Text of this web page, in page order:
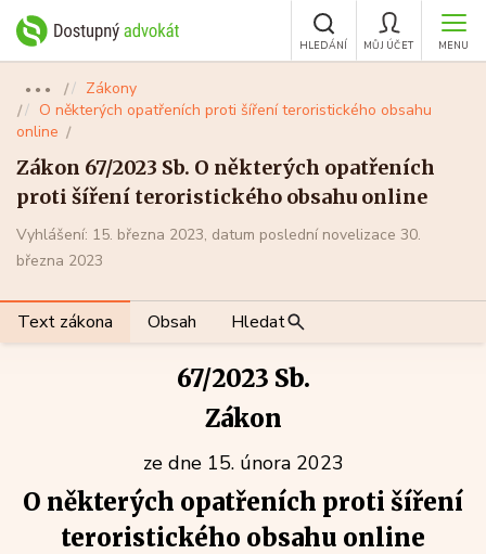
MENU
MŮJ ÚČET
HLEDÁNÍ
●●●
Zákony
O některých opatřeních proti šíření teroristického obsahu
online
Zákon 67/2023 Sb. O některých opatřeních
proti šíření teroristického obsahu online
Vyhlášení: 15. března 2023, datum poslední novelizace 30.
března 2023
Text zákona Obsah Hledat
67/2023 Sb.
Zákon
ze dne 15. února 2023
O některých opatřeních proti šíření
teroristického obsahu online